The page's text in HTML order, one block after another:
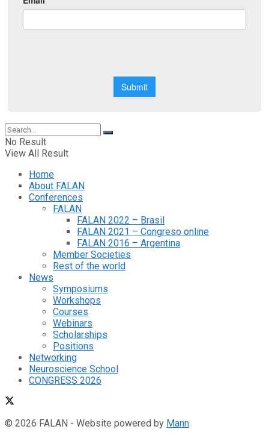
No Result
View All Result
Home
About FALAN
Conferences
FALAN
FALAN 2022 – Brasil
FALAN 2021 – Congreso online
FALAN 2016 – Argentina
Member Societies
Rest of the world
News
Symposiums
Workshops
Courses
Webinars
Scholarships
Positions
Networking
Neuroscience School
CONGRESS 2026
© 2026 FALAN - Website powered by Mann.